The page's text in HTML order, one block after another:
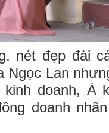
nét đẹp đài
Ngọc Lan
doanh, Á
doanh